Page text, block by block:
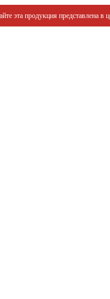
продукция представлена в